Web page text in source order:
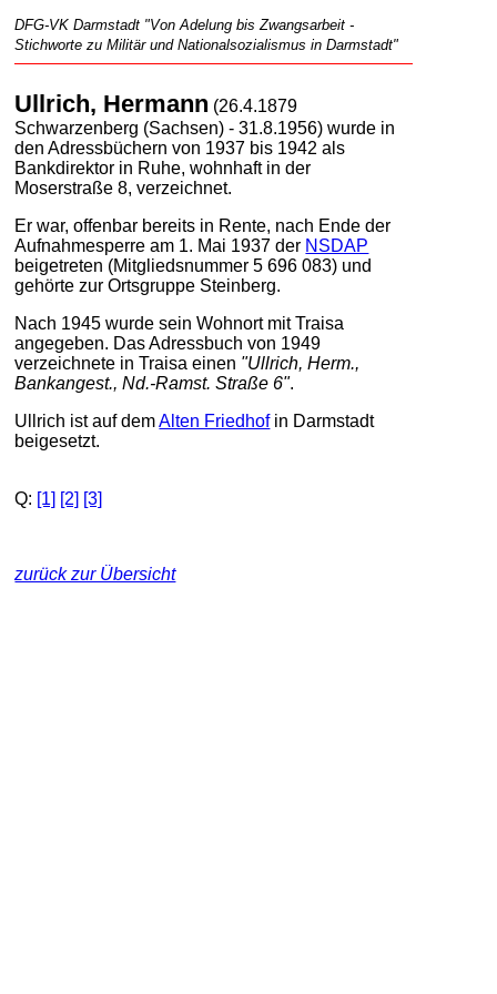
DFG-VK Darmstadt "Von Adelung bis Zwangsarbeit -
Stichworte zu Militär und Nationalsozialismus in Darmstadt"
Ullrich, Hermann (26.4.1879
Schwarzenberg (Sachsen) - 31.8.1956) wurde in
den Adressbüchern von 1937 bis 1942 als
Bankdirektor in Ruhe, wohnhaft in der
Moserstraße 8, verzeichnet.
Er war, offenbar bereits in Rente, nach Ende der
Aufnahmesperre am 1. Mai 1937 der NSDAP
beigetreten (Mitgliedsnummer 5 696 083) und
gehörte zur Ortsgruppe Steinberg.
Nach 1945 wurde sein Wohnort mit Traisa
angegeben. Das Adressbuch von 1949
verzeichnete in Traisa einen "Ullrich, Herm.,
Bankangest., Nd.-Ramst. Straße 6".
Ullrich ist auf demAlten Friedhofin Darmstadt
beigesetzt.
Q: [1] [2] [3]
zurück zur Übersicht